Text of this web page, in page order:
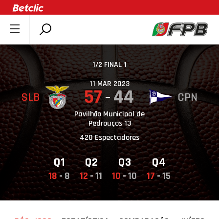
SOBRE A FPB
DOCUMENTOS
ÚLTIMAS
COMPETIÇÕES
ASSOCIAÇÕES
CLUBES
AGENTES
AGENDA
SELEÇÕES
MINIBASQUETE
1/2 FINAL 1
11 MAR 2023
SLB 57 44 CPN
Pavilhão Municipal de
Pedrouços 13
420 Espectadores
Q1
18-8
Q2
12-11
Q3
10-10
Q4
17-15